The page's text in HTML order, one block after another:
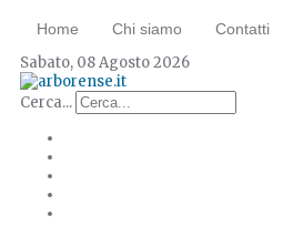
Home Chi siamo Contatti
Sabato, 08 Agosto 2026
Cerca...